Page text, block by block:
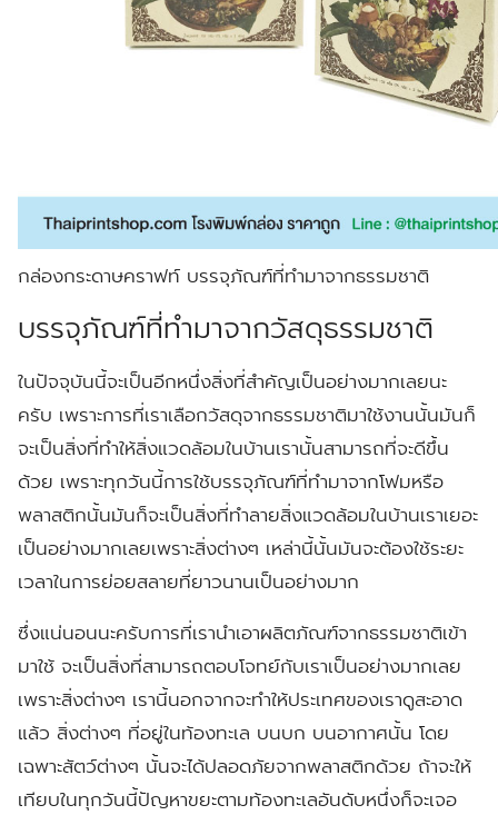
กล่องกระดาษคราฟท์ บรรจุภัณฑ์ที่ทำมาจากธรรมชาติ
บรรจุภัณฑ์ที่ทำมาจากวัสดุธรรมชาติ
ในปัจจุบันนี้จะเป็นอีกหนึ่งสิ่งที่สำคัญเป็นอย่างมากเลยนะ
ครับ เพราะการที่เราเลือกวัสดุจากธรรมชาติมาใช้งานนั้นมันก็
จะเป็นสิ่งที่ทำให้สิ่งแวดล้อมในบ้านเรานั้นสามารถที่จะดีขึ้น
ด้วย เพราะทุกวันนี้การใช้บรรจุภัณฑ์ที่ทำมาจากโฟมหรือ
พลาสติกนั้นมันก็จะเป็นสิ่งที่ทำลายสิ่งแวดล้อมในบ้านเราเยอะ
เป็นอย่างมากเลยเพราะสิ่งต่างๆ เหล่านี้นั้นมันจะต้องใช้ระยะ
เวลาในการย่อยสลายที่ยาวนานเป็นอย่างมาก
ซึ่งแน่นอนนะครับการที่เรานำเอาผลิตภัณฑ์จากธรรมชาติเข้า
มาใช้ จะเป็นสิ่งที่สามารถตอบโจทย์กับเราเป็นอย่างมากเลย
เพราะสิ่งต่างๆ เรานี้นอกจากจะทำให้ประเทศของเราดูสะอาด
แล้ว สิ่งต่างๆ ที่อยู่ในท้องทะเล บนบก บนอากาศนั้น โดย
เฉพาะสัตว์ต่างๆ นั้นจะได้ปลอดภัยจากพลาสติกด้วย ถ้าจะให้
เทียบในทุกวันนี้ปัญหาขยะตามท้องทะเลอันดับหนึ่งก็จะเจอ